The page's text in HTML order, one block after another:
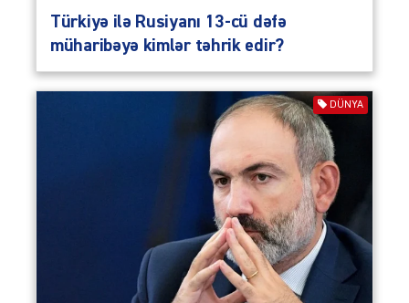
Türkiyə ilə Rusiyanı 13-cü dəfə
müharibəyə kimlər təhrik edir?
DÜNYA